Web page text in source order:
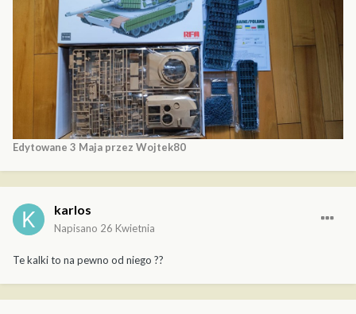
Edytowane 3 Maja przez Wojtek80
karlos
Napisano 26 Kwietnia
Te kalki to na pewno od niego ??